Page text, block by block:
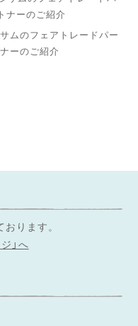
ムのフェアトレードパー
ナーのご紹介
ります。
」へ